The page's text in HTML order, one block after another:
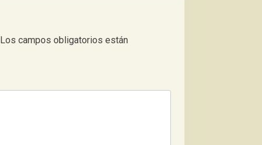
Los campos obligatorios están